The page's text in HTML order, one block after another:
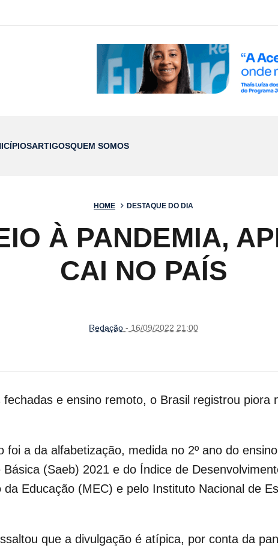
ARTIGOSQUEM SOMOS
HOME DESTAQUE DO DIA
À PANDEMIA,
CAI NO PAÍS
Redação - 16/09/2022 21:00
e ensino remoto, o Brasil registrou piora
foi a da alfabetização, medida no 2º ano do
(Saeb) 2021 e do Índice de
Educação (MEC) e pelo Instituto Nacional de
que a divulgação é atípica, por conta da